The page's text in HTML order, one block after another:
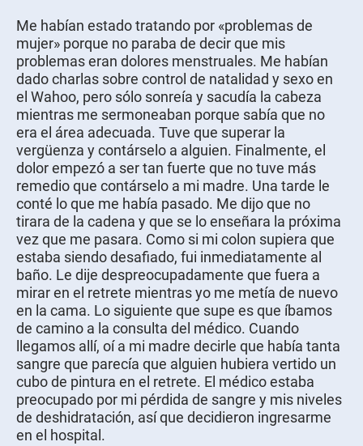
Me habían estado tratando por «problemas de
mujer» porque no paraba de decir que mis
problemas eran dolores menstruales. Me habían
dado charlas sobre control de natalidad y sexo en
el Wahoo, pero sólo sonreía y sacudía la cabeza
mientras me sermoneaban porque sabía que no
era el área adecuada. Tuve que superar la
vergüenza y contárselo a alguien. Finalmente, el
dolor empezó a ser tan fuerte que no tuve más
remedio que contárselo a mi madre. Una tarde le
conté lo que me había pasado. Me dijo que no
tirara de la cadena y que se lo enseñara la próxima
vez que me pasara. Como si mi colon supiera que
estaba siendo desafiado, fui inmediatamente al
baño. Le dije despreocupadamente que fuera a
mirar en el retrete mientras yo me metía de nuevo
en la cama. Lo siguiente que supe es que íbamos
de camino a la consulta del médico. Cuando
llegamos allí, oí a mi madre decirle que había tanta
sangre que parecía que alguien hubiera vertido un
cubo de pintura en el retrete. El médico estaba
preocupado por mi pérdida de sangre y mis niveles
de deshidratación, así que decidieron ingresarme
en el hospital.